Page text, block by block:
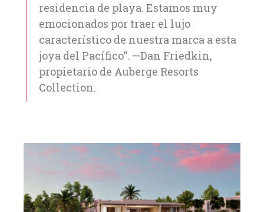
residencia de playa. Estamos muy
emocionados por traer el lujo
característico de nuestra marca a esta
joya del Pacífico”. —Dan Friedkin,
propietario de Auberge Resorts
Collection.